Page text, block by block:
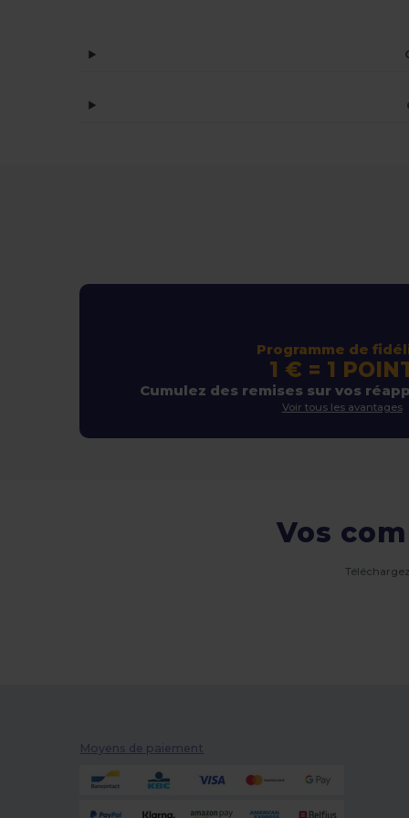
Programme de
1 € = 1
Cumulez des remises sur vos
Voir tous les avantages
Vos
Moyens de paiement